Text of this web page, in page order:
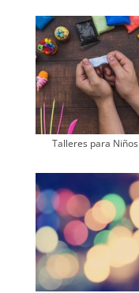
Talleres para Niños